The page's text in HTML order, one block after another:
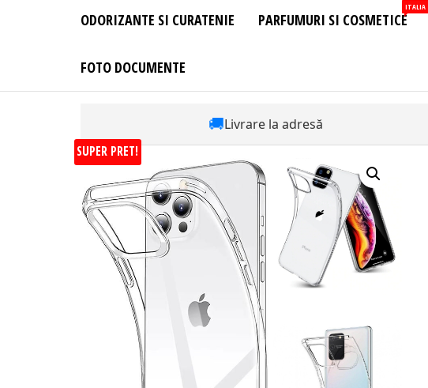
ODORIZANTE SI CURATENIE PARFUMURI SI COSMETICE
ITALIA
FOTO DOCUMENTE
🚚Livrare la adresă
SUPER PRET!